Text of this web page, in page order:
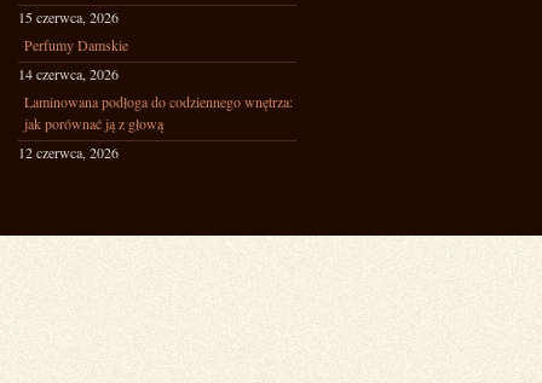
15 czerwca, 2026
Perfumy Damskie
14 czerwca, 2026
Laminowana podłoga do codziennego wnętrza:
jak porównać ją z głową
12 czerwca, 2026